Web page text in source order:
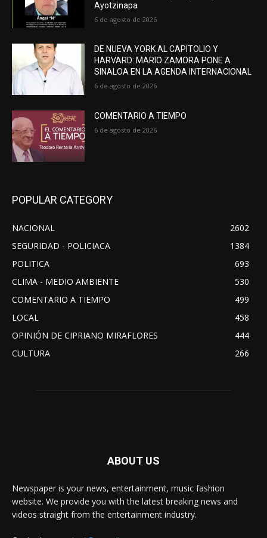
Ayotzinapa
6 de agosto de 2026
DE NUEVA YORK AL CAPITOLIO Y
HARVARD: MARIO ZAMORA PONE A
SINALOA EN LA AGENDA INTERNACIONAL
6 de agosto de 2026
COMENTARIO A TIEMPO
6 de agosto de 2026
POPULAR CATEGORY
NACIONAL
2602
SEGURIDAD - POLICIACA
1384
POLITICA
693
CLIMA - MEDIO AMBIENTE
530
COMENTARIO A TIEMPO
499
LOCAL
458
OPINIÓN DE CIPRIANO MIRAFLORES
444
CULTURA
266
ABOUT US
Newspaper is your news, entertainment, music fashion
website. We provide you with the latest breaking news and
videos straight from the entertainment industry.